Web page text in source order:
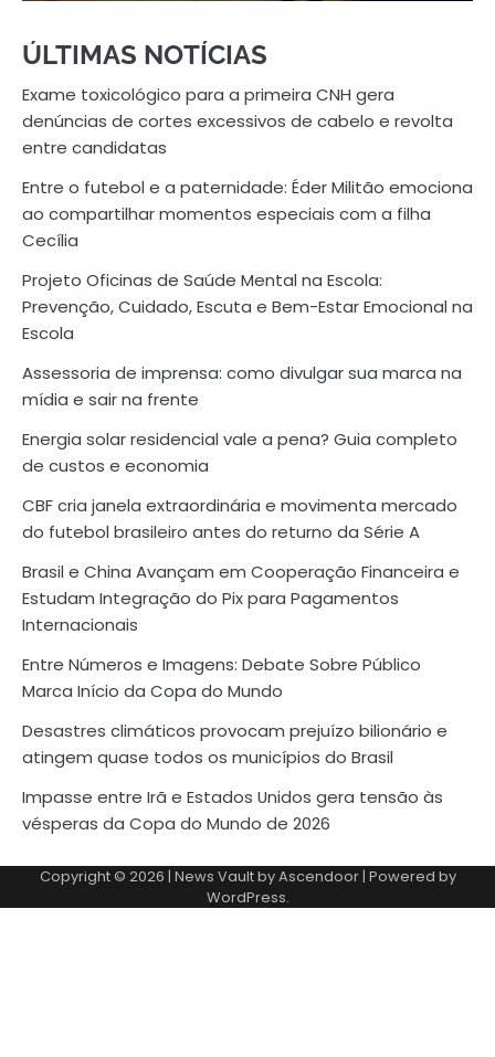
ÚLTIMAS NOTÍCIAS
Exame toxicológico para a primeira CNH gera
denúncias de cortes excessivos de cabelo e revolta
entre candidatas
Entre o futebol e a paternidade: Éder Militão emociona
ao compartilhar momentos especiais com a filha
Cecília
Projeto Oficinas de Saúde Mental na Escola:
Prevenção, Cuidado, Escuta e Bem-Estar Emocional na
Escola
Assessoria de imprensa: como divulgar sua marca na
mídia e sair na frente
Energia solar residencial vale a pena? Guia completo
de custos e economia
CBF cria janela extraordinária e movimenta mercado
do futebol brasileiro antes do returno da Série A
Brasil e China Avançam em Cooperação Financeira e
Estudam Integração do Pix para Pagamentos
Internacionais
Entre Números e Imagens: Debate Sobre Público
Marca Início da Copa do Mundo
Desastres climáticos provocam prejuízo bilionário e
atingem quase todos os municípios do Brasil
Impasse entre Irã e Estados Unidos gera tensão às
vésperas da Copa do Mundo de 2026
Copyright © 2026 | News Vault byAscendoor| Powered by
WordPress.